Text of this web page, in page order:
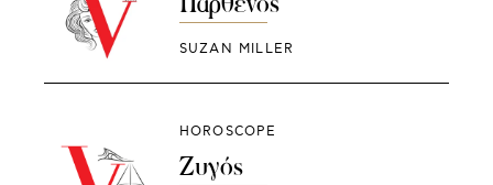
SUZAN MILLER
HOROSCOPE
Ζυγός